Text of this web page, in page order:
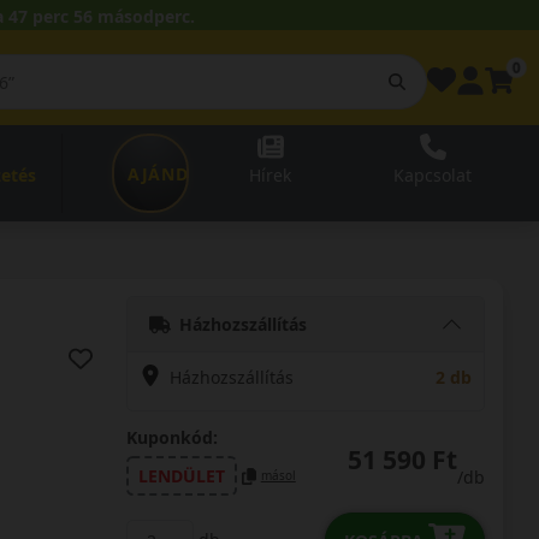
47 perc 55 másodperc.
AJÁNDÉKUTALVÁNY
Házhozszállítás
Házhozszállítás 2 db
Kuponkód:
LENDÜLET
másol 51 590 Ft
/db